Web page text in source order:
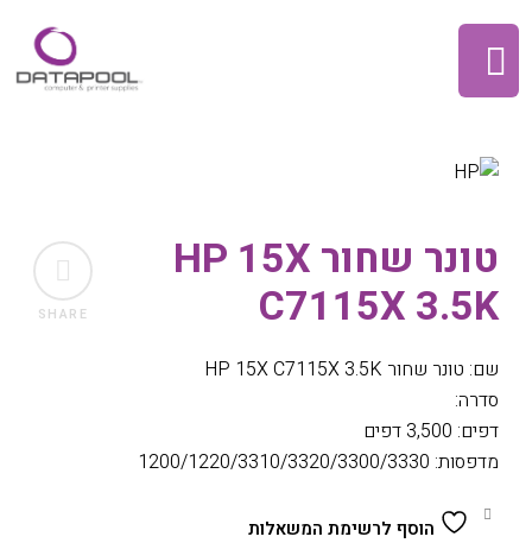
SHARE
טונר שחור HP 15X
C7115X 3.5K
שם: טונר שחור HP 15X C7115X 3.5K
סדרה:
דפים: 3,500 דפים
מדפסות: 1200/1220/3310/3320/3300/3330
הוסף לרשימת המשאלות